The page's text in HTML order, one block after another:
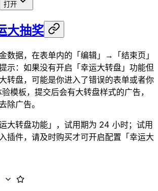
打开
大抽奖
数据，在表单内的「编辑」→「结束页」
示：如果没有开启「幸运大转盘」功能但
转盘，可能是你进入了错误的表单或者你
模板，提交后会有大转盘样式的广告，
除广告。
大转盘功能」，试用期为 24 小时；试用
插件，请及时购买才可开启配置「幸运大